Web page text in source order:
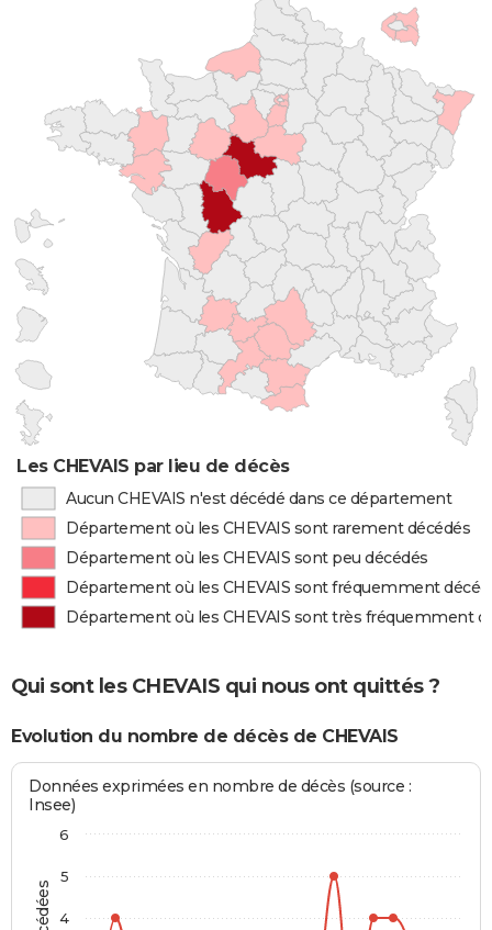
Les CHEVAIS par lieu de décès
Aucun CHEVAIS n'est décédé dans ce département
Département où les CHEVAIS sont rarement décédés
Département où les CHEVAIS sont peu décédés
Département où les CHEVAIS sont fréquemment
Département où les CHEVAIS sont très fréquemment
Qui sont les CHEVAIS qui nous ont quittés ?
Evolution du nombre de décès de CHEVAIS
Données exprimées en nombre de décès (source :
Insee)
4
5
6